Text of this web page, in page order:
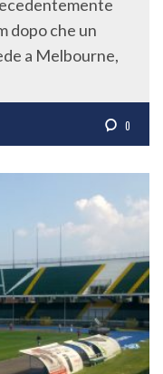
dopo che un
a Melbourne,
0